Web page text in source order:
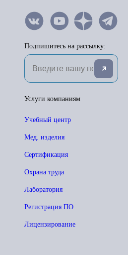
Подпишитесь на рассылку:
Услуги компаниям
Учебный центр
Мед. изделия
Сертификация
Охрана труда
Лаборатория
Регистрация ПО
Лицензирование